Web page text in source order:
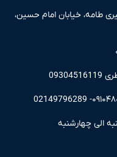
طامه، خیابان امام حسین،